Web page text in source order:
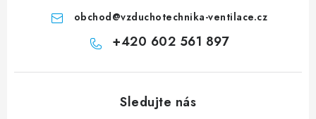
obchod@vzduchotechnika-ventilace.cz
+420 602 561 897